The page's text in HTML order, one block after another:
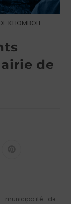
KHOMBOLE
de
municipalité de